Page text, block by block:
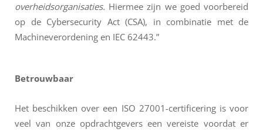
overheidsorganisaties. Hiermee zijn we goed voorbereid
op de Cybersecurity Act (CSA), in combinatie met de
Machineverordening en IEC 62443.”
Betrouwbaar
Het beschikken over een ISO 27001-certificering is voor
veel van onze opdrachtgevers een vereiste voordat er